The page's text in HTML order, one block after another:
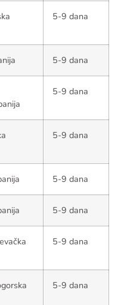
5-9 dana
5-9 dana
5-9 dana
5-9 dana
5-9 dana
5-9 dana
5-9 dana
5-9 dana